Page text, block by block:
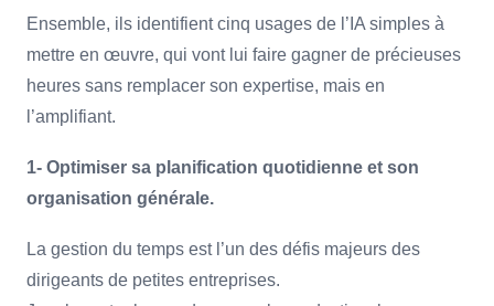
Ensemble, ils identifient cinq usages de l’IA simples à
mettre en œuvre, qui vont lui faire gagner de précieuses
heures sans remplacer son expertise, mais en
l’amplifiant.
1- Optimiser sa planification quotidienne et son
organisation générale.
La gestion du temps est l’un des défis majeurs des
dirigeants de petites entreprises.